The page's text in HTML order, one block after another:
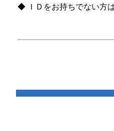
◆ ＩＤをお持ちでない方